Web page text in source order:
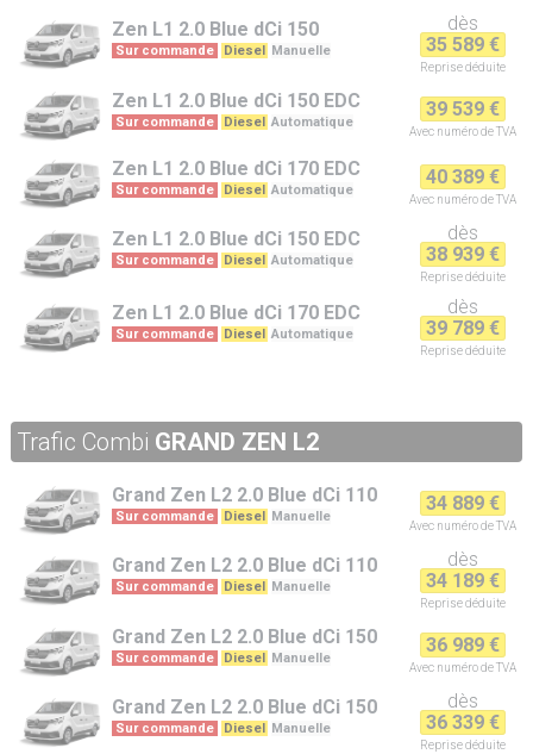
Zen L1 2.0 Blue dCi 150
Sur commande Diesel Manuelle
dès
35 589 €
Reprisedéduite
Zen L1 2.0 Blue dCi 150 EDC
Sur commande Diesel Automatique
39 539 €
Avec numéro de TVA
Zen L1 2.0 Blue dCi 170 EDC
Sur commande Diesel Automatique
40 389 €
Avec numéro de TVA
Zen L1 2.0 Blue dCi 150 EDC
Sur commande Diesel Automatique
dès
38 939 €
Reprisedéduite
Zen L1 2.0 Blue dCi 170 EDC
Sur commande Diesel Automatique
dès
39 789 €
Reprisedéduite
Trafic Combi GRAND ZEN L2
Grand Zen L2 2.0 Blue dCi 110
Sur commande Diesel Manuelle
34 889 €
Avec numéro de TVA
Grand Zen L2 2.0 Blue dCi 110
Sur commande Diesel Manuelle
dès
34 189 €
Reprisedéduite
Grand Zen L2 2.0 Blue dCi 150
Sur commande Diesel Manuelle
36 989 €
Avec numéro de TVA
Grand Zen L2 2.0 Blue dCi 150
Sur commande Diesel Manuelle
dès
36 339 €
Reprisedéduite